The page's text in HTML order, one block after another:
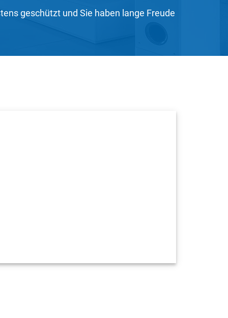
geschützt und Sie haben lange Freude